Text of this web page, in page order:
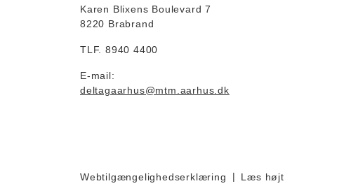
Karen Blixens Boulevard 7
8220 Brabrand
TLF. 8940 4400
E-mail:
deltagaarhus@mtm.aarhus.dk
Webtilgængelighedserklæring Læs højt